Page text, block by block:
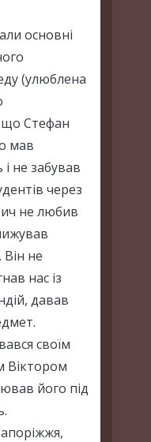
основні
(улюблена
що Стефан
мав
не забував
через
не любив
Він не
нас із
давав
своїм
Віктором
його під